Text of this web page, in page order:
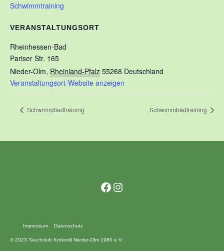
Schwimmtraining
VERANSTALTUNGSORT
Rheinhessen-Bad
Pariser Str. 165
Nieder-Olm, Rheinland-Pfalz 55268 Deutschland
Veranstaltungsort-Website anzeigen
Schwimmbadtraining Schwimmbadtraining
Facebook
Instagram
Impressum Datenschutz
© 2023 Tauchclub Krokodil Nieder-Olm 1980 e.V.